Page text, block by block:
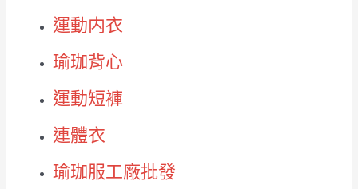
運動内衣
瑜珈背心
運動短褲
連體衣
瑜珈服工廠批發